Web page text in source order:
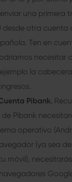
una primera
desde otra cuenta
Ten en
necesitar
la
Pibank.
Pibank
operativo
(ya sea
móvil),